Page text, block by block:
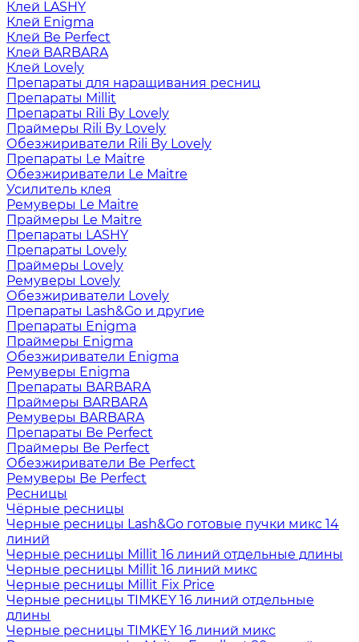
Клей LASHY
Клей Enigma
Клей Be Perfect
Клей BARBARA
Клей Lovely
Препараты для наращивания ресниц
Препараты Millit
Препараты Rili By Lovely
Праймеры Rili By Lovely
Обезжириватели Rili By Lovely
Препараты Le Maitre
Обезжириватели Le Maitre
Усилитель клея
Ремуверы Le Maitre
Праймеры Le Maitre
Препараты LASHY
Препараты Lovely
Праймеры Lovely
Ремуверы Lovely
Обезжириватели Lovely
Препараты Lash&Go и другие
Препараты Enigma
Праймеры Enigma
Обезжириватели Enigma
Ремуверы Enigma
Препараты BARBARA
Праймеры BARBARA
Ремуверы BARBARA
Препараты Be Perfect
Праймеры Be Perfect
Обезжириватели Be Perfect
Ремуверы Be Perfect
Ресницы
Чёрные ресницы
Черные ресницы Lash&Go готовые пучки микс 14
линий
Черные ресницы Millit 16 линий отдельные длины
Черные ресницы Millit 16 линий микс
Черные ресницы Millit Fix Price
Черные ресницы TIMKEY 16 линий отдельные
длины
Черные ресницы TIMKEY 16 линий микс